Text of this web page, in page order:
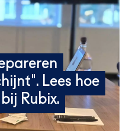
Lees hoe
Rubix.